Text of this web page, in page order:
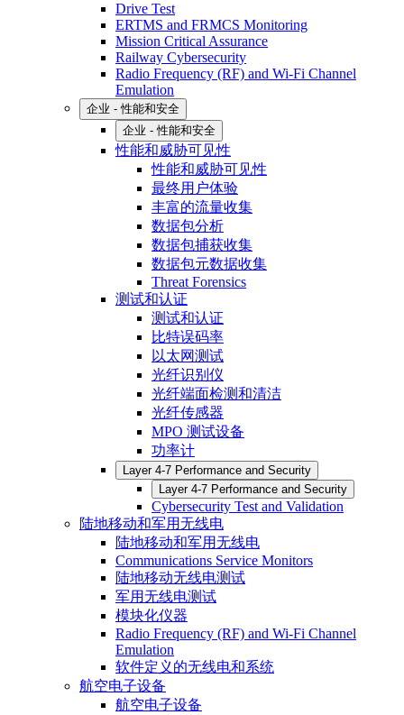
Drive Test
ERTMS and FRMCS Monitoring
Mission Critical Assurance
Railway Cybersecurity
Radio Frequency (RF) and Wi-Fi Channel
Emulation
企业 - 性能和安全
企业 - 性能和安全
性能和威胁可见性
性能和威胁可见性
最终用户体验
丰富的流量收集
数据包分析
数据包捕获收集
数据包元数据收集
Threat Forensics
测试和认证
测试和认证
比特误码率
以太网测试
光纤识别仪
光纤端面检测和清洁
光纤传感器
MPO 测试设备
功率计
Layer 4-7 Performance and Security
Layer 4-7 Performance and Security
Cybersecurity Test and Validation
陆地移动和军用无线电
陆地移动和军用无线电
Communications Service Monitors
陆地移动无线电测试
军用无线电测试
模块化仪器
Radio Frequency (RF) and Wi-Fi Channel
Emulation
软件定义的无线电和系统
航空电子设备
航空电子设备